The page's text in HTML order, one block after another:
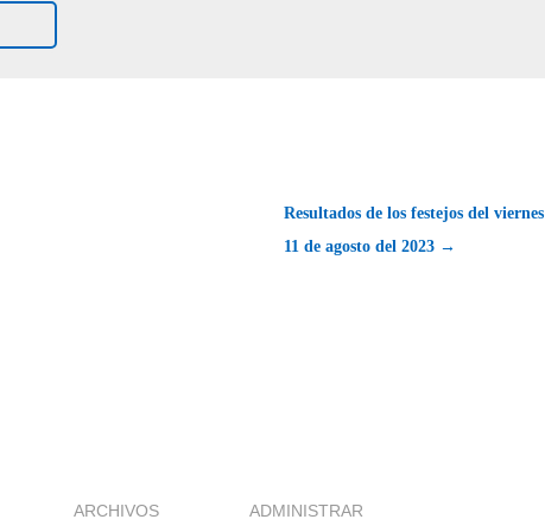
Resultados de los festejos del viernes
11 de agosto del 2023 →
ARCHIVOS ADMINISTRAR